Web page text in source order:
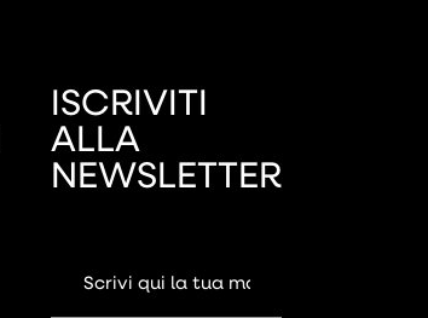
ISCRIVITI
ALLA
NEWSLETTER